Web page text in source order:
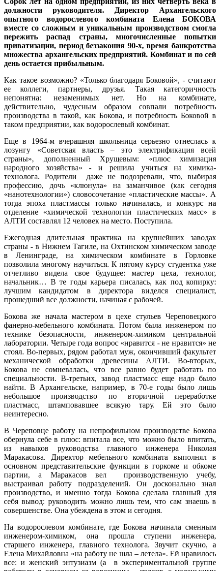
должности руководителя. Директор Архангельского
опытного водорослевого комбината Елена БОКОВА
вместе со сложным и уникальным производством смогла
пережить распад страны, многочисленные попытки
приватизации, период беззакония 90-х, время банкротства
множества архангельских предприятий. Комбинат и по сей
день остается прибыльным.
Как такое возможно? «Только благодаря Боковой», - считают
ее коллеги, партнеры, друзья. Такая категоричность
непонятна: незаменимых нет. Но на комбинате,
действительно, чудесным образом совпали потребность
производства в такой, как Бокова, и потребность Боковой в
таком предприятии, как водорослевый комбинат.
Еще в 1964-м вчерашняя школьница серьезно отнеслась к
лозунгу «Советская власть – это электрификация всей
страны», дополненный Хрущевым: «плюс химизация
народного хозяйства» - и решила учиться на химика-
технолога. Родители даже не подозревали, что, выбирая
профессию, дочь «клюнула» на заманчивое (как сегодня
«нанотехнологии») словосочетание «пластические массы». А
тогда эпоха пластмассы только начиналась, и конкурс на
отделение «химической технологии пластических масс» в
АЛТИ составлял 12 человек на место. Поступила.
Ежегодная длительная практика на крупнейших заводах
страны - в Нижнем Тагиле, на Охтинском химическом заводе
в Ленинграде, на химическом комбинате в Горловке
позволила многому научиться. К пятому курсу студентка уже
отчетливо видела свое будущее: мастер цеха, технолог,
начальник… В те годы карьера писалась, как под копирку:
лучшим кандидатом в директора виделся специалист,
прошедший все должности, начиная с рабочей.
Бокова же начала мастером в цехе стульев Череповецкого
фанерно-мебельного комбината. Потом была инженером по
технике безопасности, инженером-химиком центральной
лаборатории. Четыре года вопрос «нравится - не нравится» не
стоял. Во-первых, рядом работал муж, окончивший факультет
механической обработки древесины АЛТИ. Во-вторых,
Бокова не сомневалась, что все равно будет работать по
специальности. В-третьих, завод пластмасс еще надо было
найти. В Архангельске, например, в 70-е годы было лишь
небольшое производство по вторичной переработке
пластмасс, штамповавшее всякую тару. Ей это было
неинтересно.
В Череповце работу на непрофильном производстве Бокова
обернула себе в плюс: впитала все, что можно было впитать,
из навыков руководства главного инженера Николая
Маракасова. Директор мебельного комбината выполнял в
основном представительские функции в горкоме и обкоме
партии, а Маракасов вел производственную учебу,
выстраивал работу подразделений. Он досконально знал
производство, и именно тогда Бокова сделала главный для
себя вывод: руководить можно лишь тем, что сам знаешь в
совершенстве. Она убеждена в этом и сегодня.
На водорослевом комбинате, где Бокова начинала сменным
инженером-химиком, она прошла ступени инженера,
старшего инженера, главного технолога. Звучит скучно, а
Елена Михайловна «на работу не шла – летела». Ей нравилось
все: и женский энтузиазм (а в экспериментальной группе